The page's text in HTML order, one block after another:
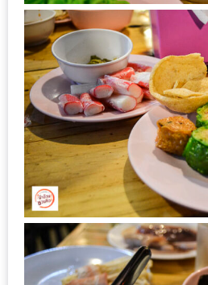
ส่วน
ตัว
ประกาศ
ผล
ผู้
โชค
กับ
อ้วน
ครั้ง
ที่